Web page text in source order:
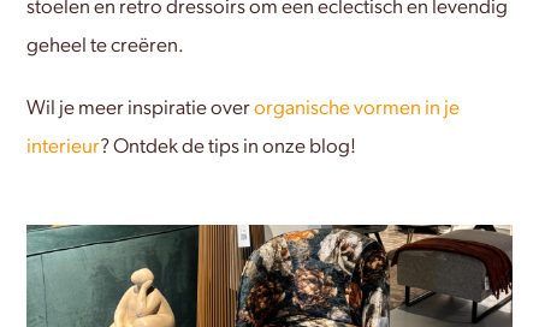
stoelen en retro dressoirs om een eclectisch en levendig
geheel te creëren.
Wil je meer inspiratie overorganische vormen in je
interieur? Ontdek de tips in onze blog!